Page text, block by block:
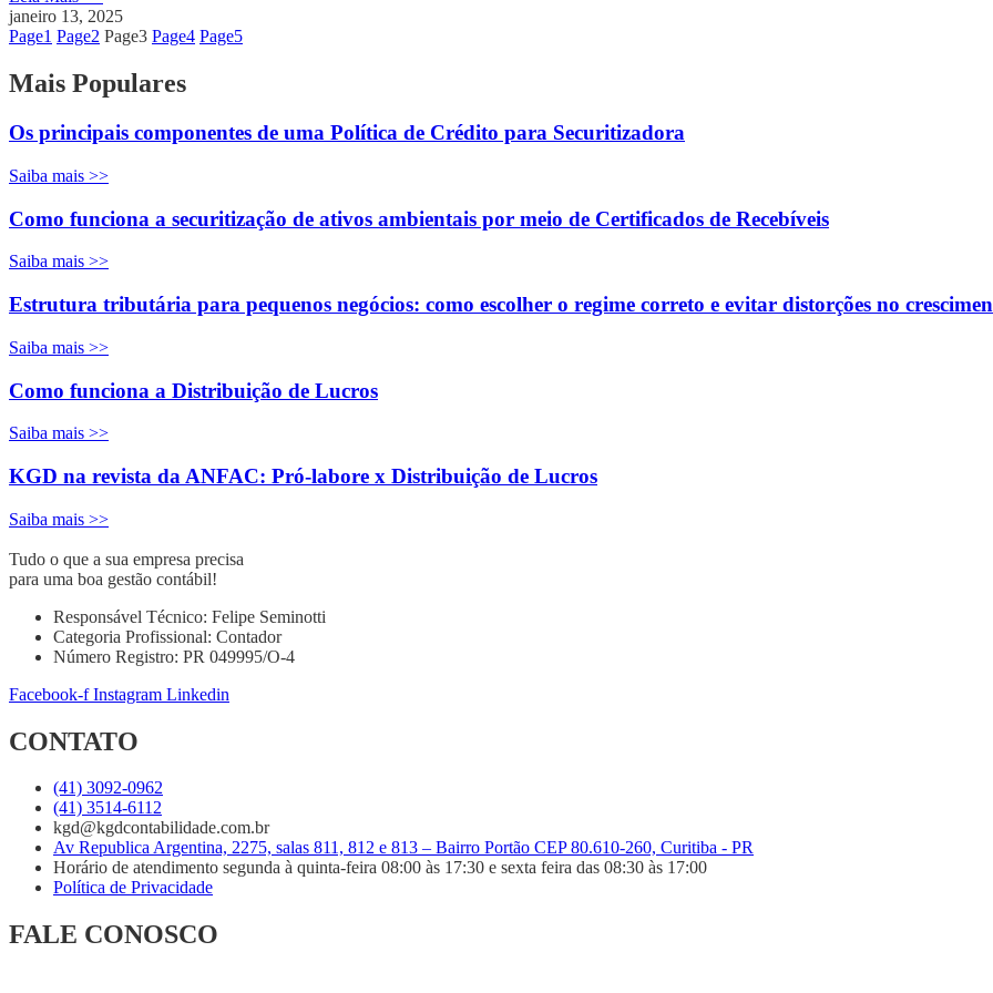
janeiro 13, 2025
Page1 Page2 Page3 Page4 Page5
Mais Populares
Os principais componentes de uma Política de Crédito para Securitizadora
Saiba mais >>
Como funciona a securitização de ativos ambientais por meio de Certificados de Recebíveis
Saiba mais >>
Estrutura tributária para pequenos negócios: como escolher o regime correto e evitar distorções no
Saiba mais >>
Como funciona a Distribuição de Lucros
Saiba mais >>
KGD na revista da ANFAC: Pró-labore x Distribuição de Lucros
Saiba mais >>
Tudo o que a sua empresa precisa
para uma boa gestão contábil!
Responsável Técnico: Felipe Seminotti
Categoria Profissional: Contador
Número Registro: PR 049995/O-4
Facebook-f Instagram Linkedin
CONTATO
(41) 3092-0962
(41) 3514-6112
kgd@kgdcontabilidade.com.br
Av Republica Argentina, 2275, salas 811, 812 e 813 – Bairro Portão CEP 80.610-260, Curitiba - PR
Horário de atendimento segunda à quinta-feira 08:00 às 17:30 e sexta feira das 08:30 às 17:00
Política de Privacidade
FALE CONOSCO